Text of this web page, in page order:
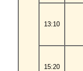
13:10
15:20